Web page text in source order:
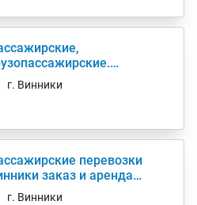
Трансфер. Аренда
г. Винники
перевозки
заказ и аренда
50, 55, 62, 89 мест
г. Винники